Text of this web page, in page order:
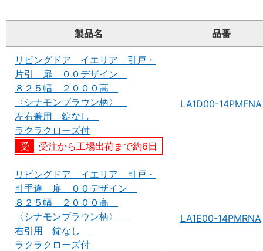
製品名 品番
リビングドア イエリア 引戸・
片引 扉 ００デザイン
８２５幅 ２０００高
〈シナモンブラウン柄〉
左右兼用 錠なし
ラクラクローズ付
受注から工場出荷まで約6日
LA1D00-14PMFNA
リビングドア イエリア 引戸・
引手違 扉 ００デザイン
８２５幅 ２０００高
〈シナモンブラウン柄〉
右引用 錠なし
ラクラクローズ付
LA1E00-14PMRNA